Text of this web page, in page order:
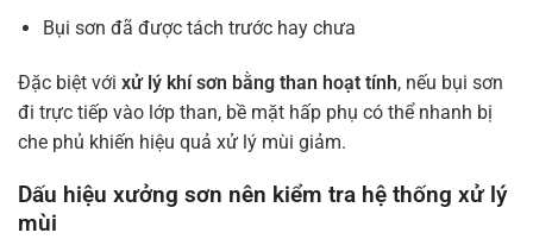
Bụi sơn đã được tách trước hay chưa
Đặc biệt với xử lý khí sơn bằng than hoạt tính, nếu bụi sơn
đi trực tiếp vào lớp than, bề mặt hấp phụ có thể nhanh bị
che phủ khiến hiệu quả xử lý mùi giảm.
Dấu hiệu xưởng sơn nên kiểm tra hệ thống xử lý
mùi